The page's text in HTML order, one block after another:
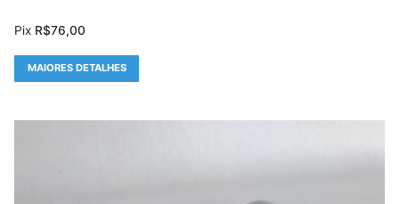
Pix R$76,00
MAIORES DETALHES